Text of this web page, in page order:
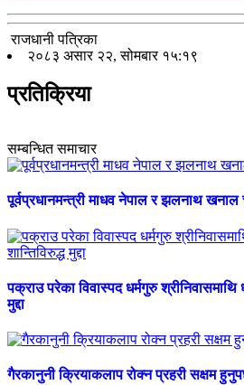
राजधानी पत्रिका
२०८३ असार २२, सोमबार १५:१९
प्रतिक्रिया
सम्बन्धित समाचार
पूर्वप्रधानमन्त्री माधव नेपाल र झलनाथ खनाल
पक्राउ परेका विवास्पद धर्मगुरु श्रीनिवासमाथि
मुद्दा
गैरकानुनी क्रियाकलाप रोक्न प्रहरी सक्षम